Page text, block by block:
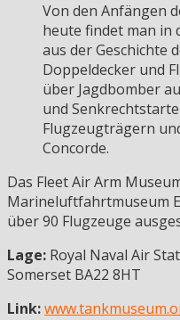
Von den Anfängen
heute findet man in
aus der Geschichte
Doppeldecker und
über Jagdbomber
und
Flugzeugträgern
Concorde.
Das Fleet Air Arm
Marineluftfahrtmuseum
über 90 Flugzeuge
Lage: Royal Naval Air
Somerset BA22 8HT
Link: